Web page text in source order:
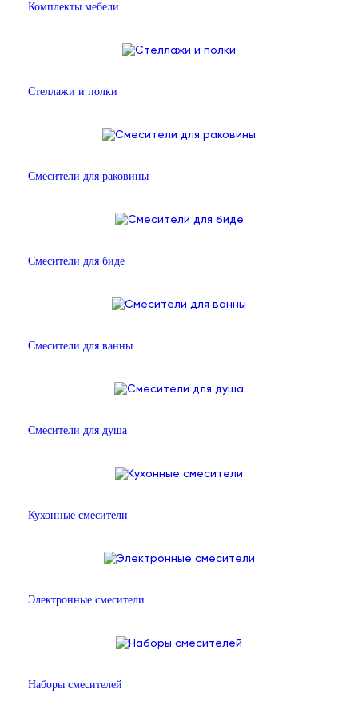
Комплекты мебели
Стеллажи и полки
Смесители для раковины
Смесители для биде
Смесители для ванны
Смесители для душа
Кухонные смесители
Электронные смесители
Наборы смесителей